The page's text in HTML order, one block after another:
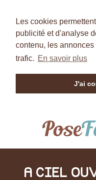
Les cookies
publicité et d'analyse
contenu, les
trafic. En savoir plus
J'ai
A CIEL